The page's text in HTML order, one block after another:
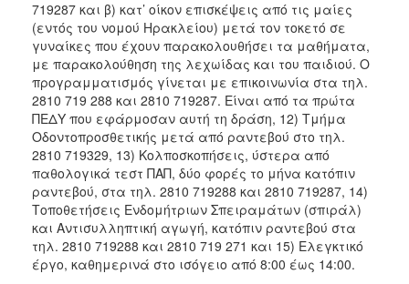
719287 και β) κατ’ οίκον επισκέψεις από τις μαίες
(εντός του νομού Ηρακλείου) μετά τον τοκετό σε
γυναίκες που έχουν παρακολουθήσει τα μαθήματα,
με παρακολούθηση της λεχωίδας και του παιδιού. Ο
προγραμματισμός γίνεται με επικοινωνία στα τηλ.
2810 719 288 και 2810 719287. Είναι από τα πρώτα
ΠΕΔΥ που εφάρμοσαν αυτή τη δράση, 12) Τμήμα
Οδοντοπροσθετικής μετά από ραντεβού στο τηλ.
2810 719329, 13) Κολποσκοπήσεις, ύστερα από
παθολογικά τεστ ΠΑΠ, δύο φορές το μήνα κατόπιν
ραντεβού, στα τηλ. 2810 719288 και 2810 719287, 14)
Τοποθετήσεις Ενδομήτριων Σπειραμάτων (σπιράλ)
και Αντισυλληπτική αγωγή, κατόπιν ραντεβού στα
τηλ. 2810 719288 και 2810 719 271 και 15) Ελεγκτικό
έργο, καθημερινά στο ισόγειο από 8:00 έως 14:00.